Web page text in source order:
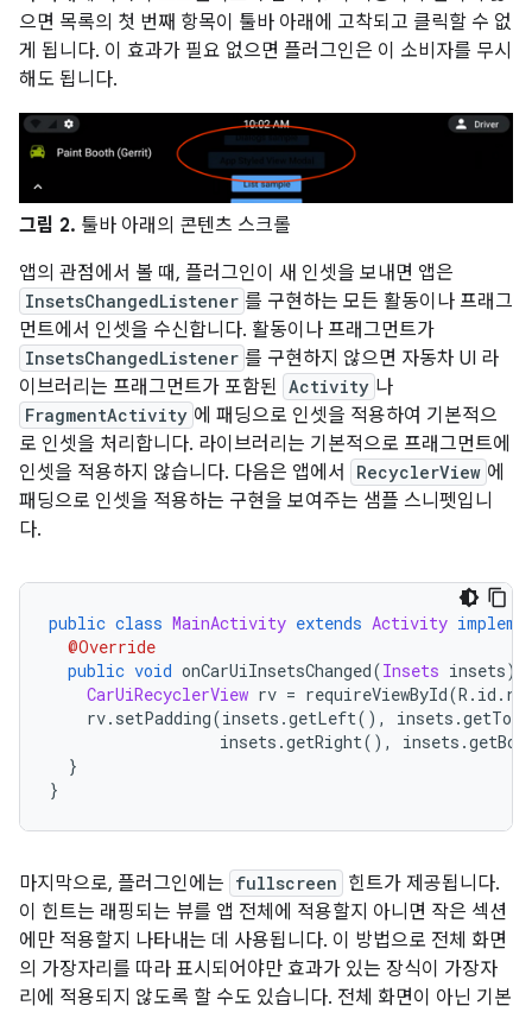
으면 목록의 첫 번째 항목이 툴바 아래에 고착되고 클릭할 수 없
게 됩니다. 이 효과가 필요 없으면 플러그인은 이 소비자를 무시
해도 됩니다.
그림 2. 툴바 아래의 콘텐츠 스크롤
앱의 관점에서 볼 때, 플러그인이 새 인셋을 보내면 앱은
InsetsChangedListener 를 구현하는 모든 활동이나 프래그
먼트에서 인셋을 수신합니다. 활동이나 프래그먼트가
InsetsChangedListener 를 구현하지 않으면 자동차 UI 라
이브러리는 프래그먼트가 포함된 Activity 나
FragmentActivity 에 패딩으로 인셋을 적용하여 기본적으
로 인셋을 처리합니다. 라이브러리는 기본적으로 프래그먼트에
인셋을 적용하지 않습니다. 다음은 앱에서
RecyclerView 에
패딩으로 인셋을 적용하는 구현을 보여주는 샘플 스니펫입니
다.
public class MainActivity extends Activity
@Override
public void onCarUiInsetsChanged(Insets insets)
CarUiRecyclerView rv = requireViewById(R . id .
rv. setPadding(insets .getLeft(), insets .getTop
insets .getRight(), insets .
}
}
마지막으로, 플러그인에는 fullscreen 힌트가 제공됩니다.
이 힌트는 래핑되는 뷰를 앱 전체에 적용할지 아니면 작은 섹션
에만 적용할지 나타내는 데 사용됩니다. 이 방법으로 전체 화면
의 가장자리를 따라 표시되어야만 효과가 있는 장식이 가장자
리에 적용되지 않도록 할 수도 있습니다. 전체 화면이 아닌 기본